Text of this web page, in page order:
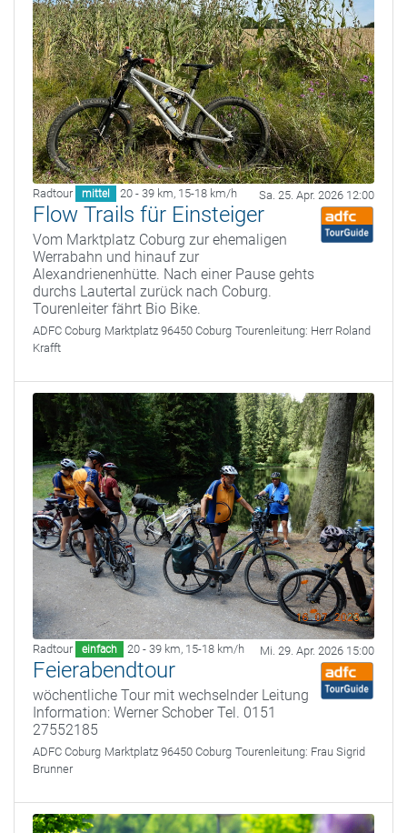
Radtour mittel 20 - 39 km, 15-18 km/h Sa. 25. Apr. 2026 12:00
Flow Trails für Einsteiger
Vom Marktplatz Coburg zur ehemaligen
Werrabahn und hinauf zur
Alexandrienenhütte. Nach einer Pause gehts
durchs Lautertal zurück nach Coburg.
Tourenleiter fährt Bio Bike.
ADFC Coburg Marktplatz 96450 Coburg Tourenleitung: Herr Roland
Krafft
Radtour einfach 20 - 39 km, 15-18 km/h Mi. 29. Apr. 2026 15:00
Feierabendtour
wöchentliche Tour mit wechselnder Leitung
Information: Werner Schober Tel. 0151
27552185
ADFC Coburg Marktplatz 96450 Coburg Tourenleitung: Frau Sigrid
Brunner